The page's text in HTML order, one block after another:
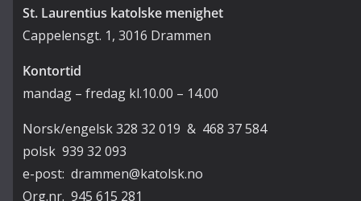
St. Laurentius katolske menighet
Cappelensgt. 1, 3016 Drammen
Kontortid
mandag – fredag kl.10.00 – 14.00
Norsk/engelsk 328 32 019 & 468 37 584
polsk 939 32 093
e-post: drammen@katolsk.no
Org.nr. 945 615 281